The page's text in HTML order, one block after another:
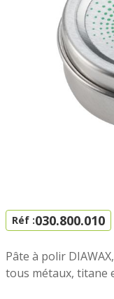
Réf :030.800.010
Pâte à polir
tous métaux, titane